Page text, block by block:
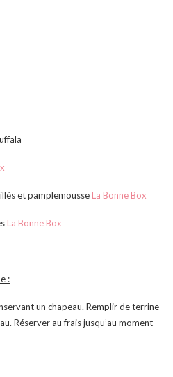
et pamplemousse La Bonne Box
La Bonne Box
:
un chapeau. Remplir de terrine
Réserver au frais jusqu’au moment